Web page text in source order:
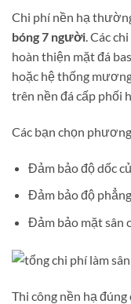
Chi phí nền hạ
bóng 7 người. Các
hoàn thiện mặt đá
hoặc hệ thống
trên nền đá cấp phối
Các bạn chọn
Đảm bảo độ dốc
Đảm bảo độ
Đảm bảo mặt sân
Thi công nền hạ